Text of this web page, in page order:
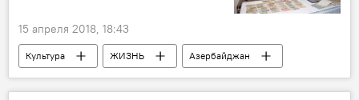
15 апреля 2018, 18:43
Культура ЖИЗНЬ
Азербайджан
Новости